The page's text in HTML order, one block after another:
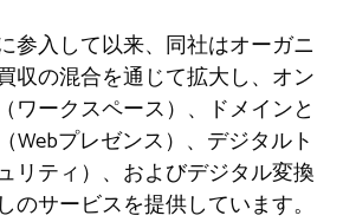
参入して以来、同社はオーガニ
収の混合を通じて拡大し、オン
ワークスペース）、ドメインと
Webプレゼンス）、デジタルト
リティ）、およびデジタル変換
のサービスを提供しています。